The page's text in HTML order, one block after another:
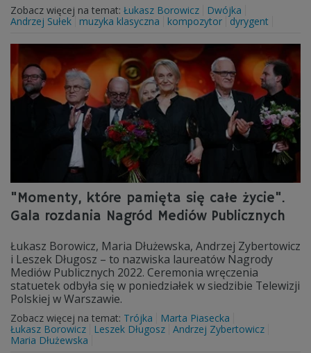
Zobacz więcej na temat: Łukasz Borowicz
Dwójka
Andrzej Sułek
muzyka klasyczna kompozytor dyrygent
"Momenty, które pamięta się całe życie".
Gala rozdania Nagród Mediów Publicznych
Łukasz Borowicz, Maria Dłużewska, Andrzej Zybertowicz
i Leszek Długosz – to nazwiska laureatów Nagrody
Mediów Publicznych 2022. Ceremonia wręczenia
statuetek odbyła się w poniedziałek w siedzibie Telewizji
Polskiej w Warszawie.
Zobacz więcej na temat: Trójka
Marta Piasecka
Łukasz Borowicz
Leszek Długosz Andrzej Zybertowicz
Maria Dłużewska